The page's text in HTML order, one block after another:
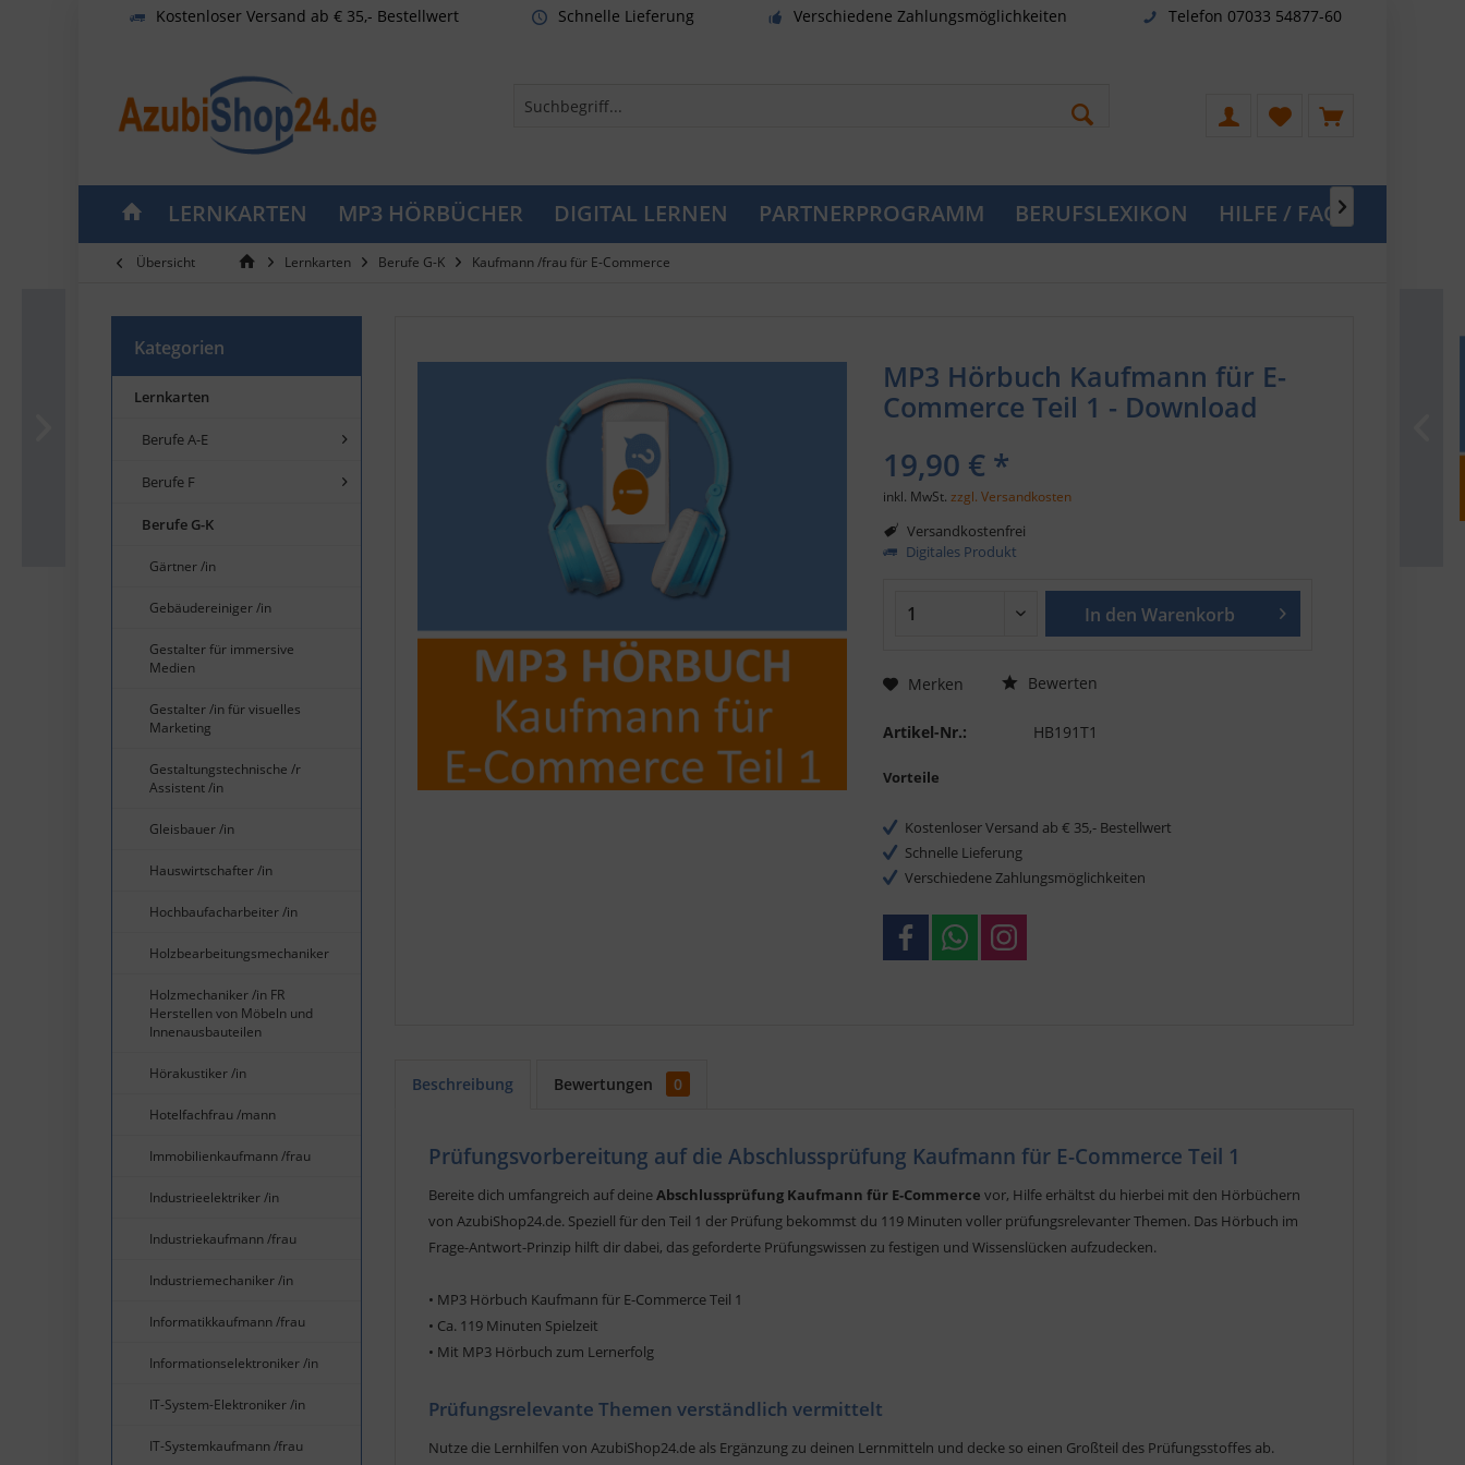
Kostenloser Versand ab € 35,- Bestellwert Schnelle Lieferung Verschiedene Zahlungsmöglichkeiten Telefon 07033 54877-60
LERNKARTEN MP3 HÖRBÜCHER DIGITAL LERNEN PARTNERPROGRAMM BERUFSLEXIKON HILFE / FAQ
Übersicht Lernkarten Berufe G-K Kaufmann /frau für E-Commerce
Kategorien
Lernkarten
Berufe A-E
Berufe F
Berufe G-K
Gärtner /in
Gebäudereiniger /in
Gestalter für immersive
Medien
Gestalter /in für visuelles
Marketing
Gestaltungstechnische /r
Assistent /in
Gleisbauer /in
Hauswirtschafter /in
Hochbaufacharbeiter /in
Holzbearbeitungsmechaniker
Holzmechaniker /in FR
Herstellen von Möbeln und
Innenausbauteilen
Hörakustiker /in
Hotelfachfrau /mann
Immobilienkaufmann /frau
Industrieelektriker /in
Industriekaufmann /frau
Industriemechaniker /in
Informatikkaufmann /frau
Informationselektroniker /in
IT-System-Elektroniker /in
IT-Systemkaufmann /frau
MP3 Hörbuch Kaufmann für E-
Commerce Teil 1 - Download
19,90 € *
inkl. MwSt.zzgl. Versandkosten
Versandkostenfrei
Digitales Produkt
In den Warenkorb
Merken Bewerten
Artikel-Nr.: HB191T1
Vorteile
Kostenloser Versand ab € 35,- Bestellwert
Schnelle Lieferung
Verschiedene Zahlungsmöglichkeiten
Beschreibung Bewertungen 0
Prüfungsvorbereitung auf die Abschlussprüfung Kaufmann für E-Commerce Teil 1
Bereite dich umfangreich auf deineAbschlussprüfung Kaufmann für E-Commerce vor, Hilfe erhältst du hierbei mit den Hörbüchern
von AzubiShop24.de. Speziell für den Teil 1 der Prüfung bekommst du 119 Minuten voller prüfungsrelevanter Themen. Das Hörbuch im
Frage-Antwort-Prinzip hilft dir dabei, das geforderte Prüfungswissen zu festigen und Wissenslücken aufzudecken.
• MP3 Hörbuch Kaufmann für E-Commerce Teil 1
• Ca. 119 Minuten Spielzeit
• Mit MP3 Hörbuch zum Lernerfolg
Prüfungsrelevante Themen verständlich vermittelt
Nutze die Lernhilfen von AzubiShop24.de als Ergänzung zu deinen Lernmitteln und decke so einen Großteil des Prüfungsstoffes ab.